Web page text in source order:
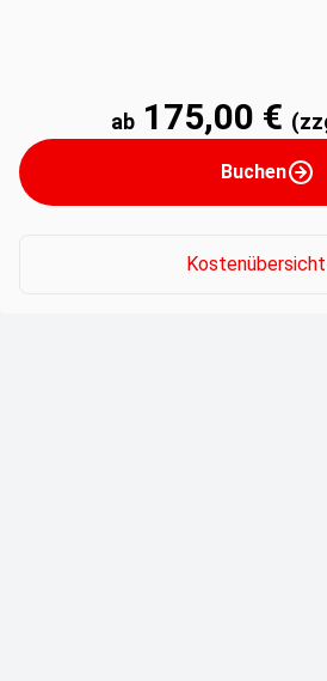
ab 175,00 €
Buchen
Kostenübersicht